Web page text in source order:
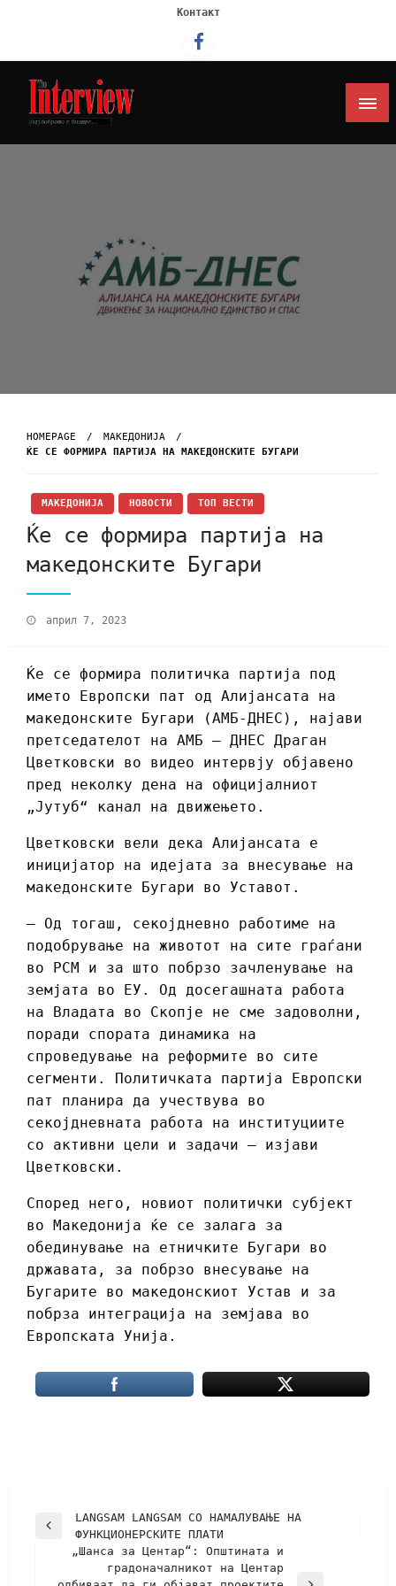
Контакт
Интервју
HOMEPAGE
МАКЕДОНИЈА
ЌЕ СЕ ФОРМИРА ПАРТИЈА НА МАКЕДОНСКИТЕ БУГАРИ
МАКЕДОНИЈА НОВОСТИ ТОП ВЕСТИ
Ќе се формира партија на
македонските Бугари
април 7, 2023
Ќе се формира политичка партија под
името Европски пат од Алијансата на
македонските Бугари (АМБ-ДНЕС), најави
претседателот на АМБ – ДНЕС Драган
Цветковски во видео интервју објавено
пред неколку дена на официјалниот
„Јутуб“ канал на движењето.
Цветковски вели дека Алијансата е
иницијатор на идејата за внесување на
македонските Бугари во Уставот.
– Од тогаш, секојдневно работиме на
подобрување на животот на сите граѓани
во РСМ и за што побрзо зачленување на
земјата во ЕУ. Од досегашната работа
на Владата во Скопје не сме задоволни,
поради спората динамика на
спроведување на реформите во сите
сегменти. Политичката партија Европски
пат планира да учествува во
секојдневната работа на институциите
со активни цели и задачи – изјави
Цветковски.
Според него, новиот политички субјект
во Македонија ќе се залага за
обединување на етничките Бугари во
државата, за побрзо внесување на
Бугарите во македонскиот Устав и за
побрза интеграција на земјава во
Европската Унија.
LАNGSAM LANGSAM СО НАМАЛУВАЊЕ НА
ФУНКЦИОНЕРСКИТЕ ПЛАТИ
„Шанса за Центар“: Општината и
градоначалникот на Центар